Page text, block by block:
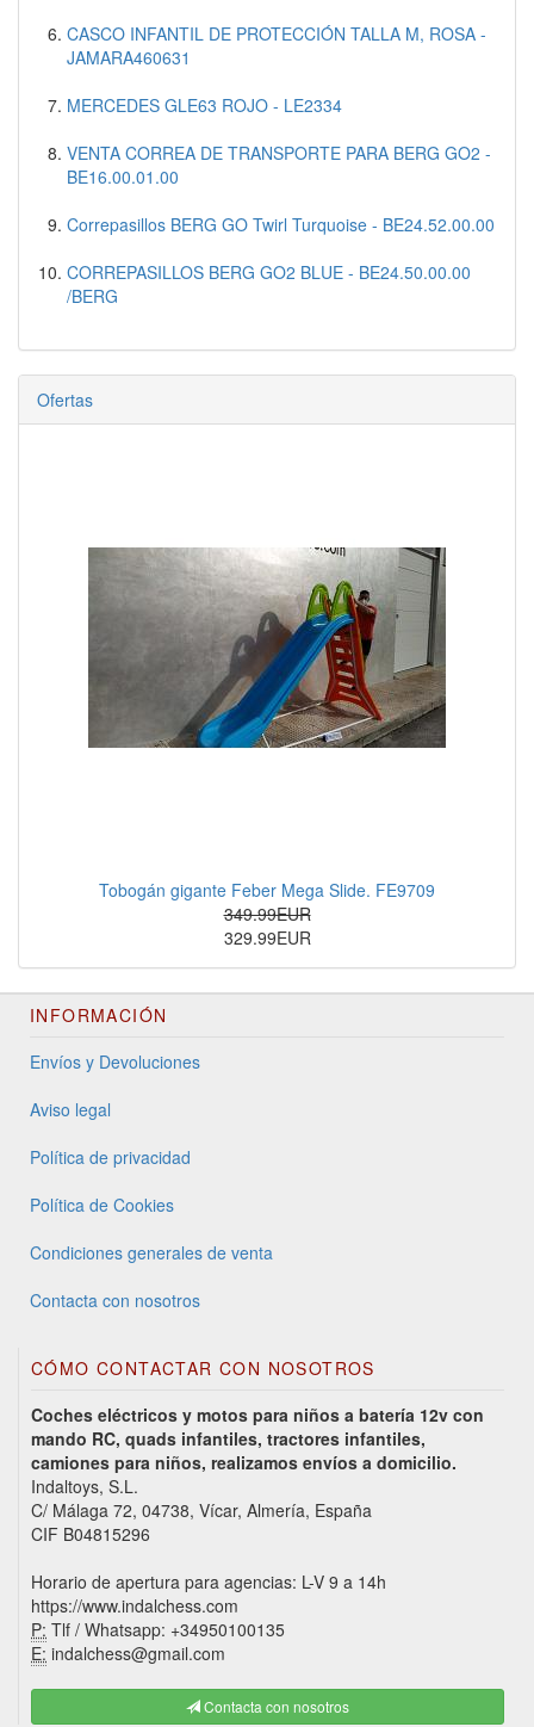
CASCO INFANTIL DE PROTECCIÓN TALLA M, ROSA -
JAMARA460631
MERCEDES GLE63 ROJO - LE2334
VENTA CORREA DE TRANSPORTE PARA BERG GO2 -
BE16.00.01.00
Correpasillos BERG GO Twirl Turquoise - BE24.52.00.00
CORREPASILLOS BERG GO2 BLUE - BE24.50.00.00
/BERG
Ofertas
Tobogán gigante Feber Mega Slide. FE9709
349.99EUR
329.99EUR
INFORMACIÓN
Envíos y Devoluciones
Aviso legal
Política de privacidad
Política de Cookies
Condiciones generales de venta
Contacta con nosotros
CÓMO CONTACTAR CON NOSOTROS
Coches eléctricos y motos para niños a batería 12v con
mando RC, quads infantiles, tractores infantiles,
camiones para niños, realizamos envíos a domicilio.
Indaltoys, S.L.
C/ Málaga 72, 04738, Vícar, Almería, España
CIF B04815296
Horario de apertura para agencias: L-V 9 a 14h
https://www.indalchess.com
P: Tlf / Whatsapp: +34950100135
E: indalchess@gmail.com
Contacta con nosotros